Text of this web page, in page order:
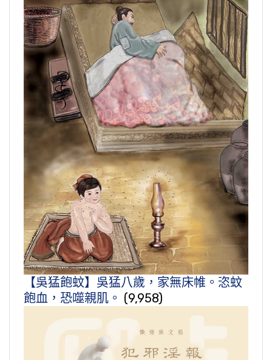
【吳猛飽蚊】吳猛八歲，家無床帷。恣蚊
飽血，恐噬親肌。 (9,958)